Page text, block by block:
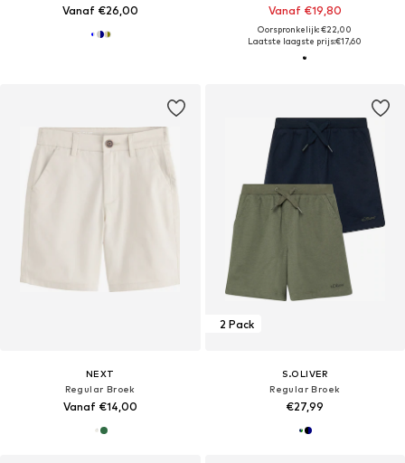
Vanaf €26,00 Vanaf €19,80
Oorspronkelijk: €22,00
Laatste laagste prijs:€17,60
NEXT
Regular Broek
Vanaf €14,00
2 Pack
S.OLIVER
Regular Broek
€27,99